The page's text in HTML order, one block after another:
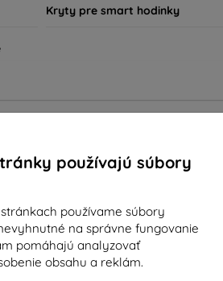
používajú súbory
používame súbory
na správne fungovanie
pomáhajú analyzovať
obsahu a reklám.
Kryty pre smart hodinky